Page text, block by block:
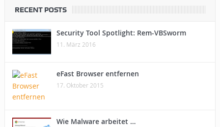
RECENT POSTS
Security Tool Spotlight: Rem-VBSworm
11. März 2016
eFast Browser entfernen
17. Oktober 2015
Wie Malware arbeitet …